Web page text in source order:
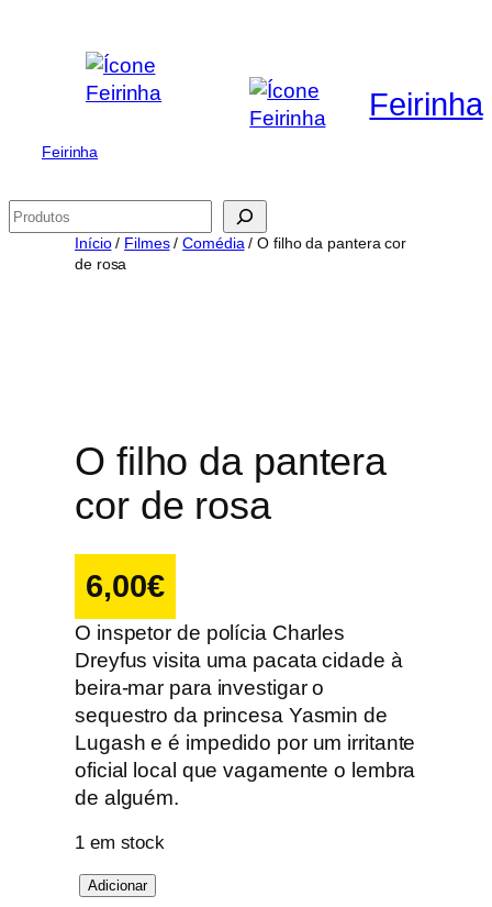
conteúdo
Feirinha
Feirinha
Pesquisar
Início/ Filmes/Comédia / O filho da pantera cor
de rosa
O filho da pantera
cor de rosa
6,00€
O inspetor de polícia Charles
Dreyfus visita uma pacata cidade à
beira-mar para investigar o
sequestro da princesa Yasmin de
Lugash e é impedido por um irritante
oficial local que vagamente o lembra
de alguém.
1 em stock
QAdicionar